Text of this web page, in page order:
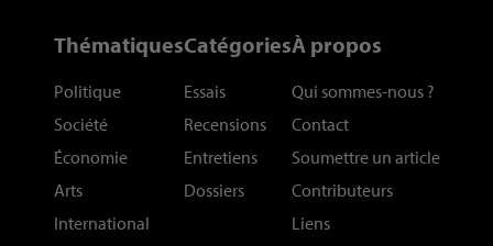
Thématiques
Politique
Société
Économie
Arts
International
Catégories
Essais
Recensions
Entretiens
Dossiers
À propos
Qui sommes-nous ?
Contact
Soumettre un article
Contributeurs
Liens